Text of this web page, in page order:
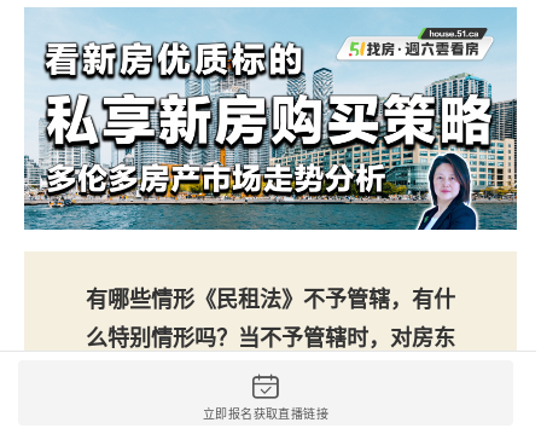
立即报名获取直播链接
立即报名获取直播链接
立即报名获取直播链接
有哪些情形《民租法》不予管辖，有什
么特别情形吗？当不予管辖时，对房东
和租客各有什么利弊？
立即报名获取直播链接
立即报名获取直播链接
立即报名获取直播链接
立即报名获取直播链接
立即报名获取直播链接
立即报名获取直播链接
立即报名获取直播链接
立即报名获取直播链接
立即报名获取直播链接
立即报名获取直播链接
立即报名获取直播链接
立即报名获取直播链接